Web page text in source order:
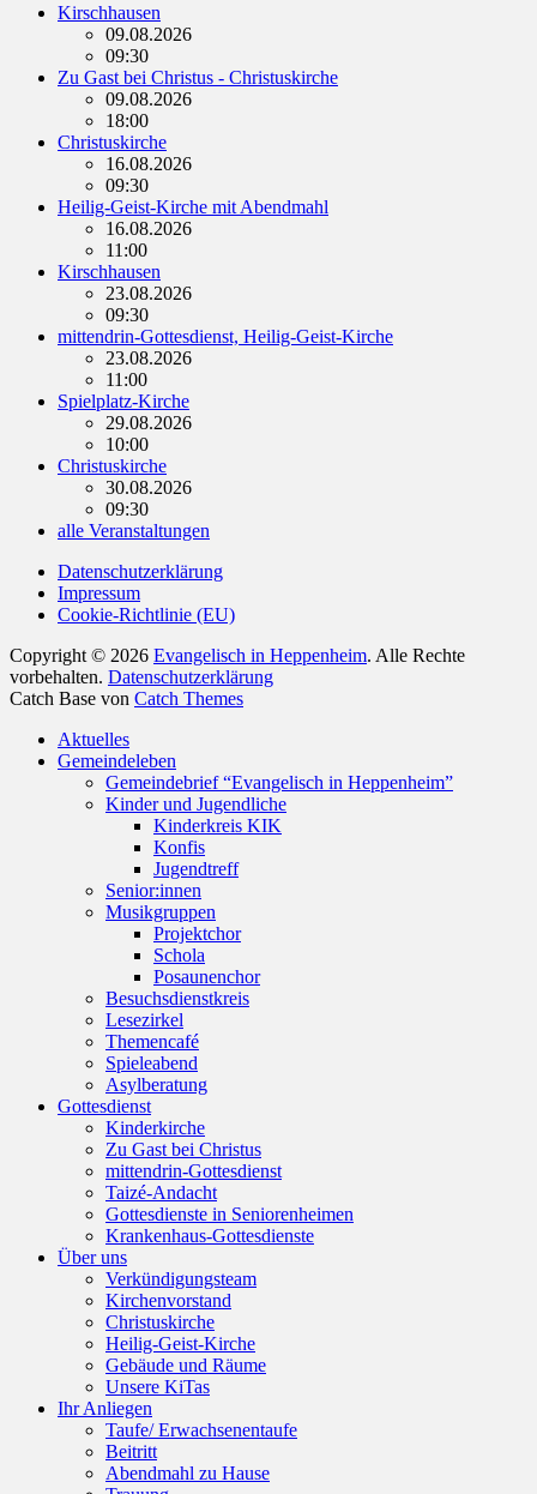
Kirschhausen
09.08.2026
09:30
Zu Gast bei Christus - Christuskirche
09.08.2026
18:00
Christuskirche
16.08.2026
09:30
Heilig-Geist-Kirche mit Abendmahl
16.08.2026
11:00
Kirschhausen
23.08.2026
09:30
mittendrin-Gottesdienst, Heilig-Geist-Kirche
23.08.2026
11:00
Spielplatz-Kirche
29.08.2026
10:00
Christuskirche
30.08.2026
09:30
alle Veranstaltungen
Datenschutzerklärung
Impressum
Cookie-Richtlinie (EU)
Copyright © 2026 Evangelisch in Heppenheim. Alle Rechte
vorbehalten. Datenschutzerklärung
Catch Base von Catch Themes
oben
scrollen
Aktuelles
Gemeindeleben
Gemeindebrief “Evangelisch in Heppenheim”
Kinder und Jugendliche
Kinderkreis KIK
Konfis
Jugendtreff
Senior:innen
Musikgruppen
Projektchor
Schola
Posaunenchor
Besuchsdienstkreis
Lesezirkel
Themencafé
Spieleabend
Asylberatung
Gottesdienst
Kinderkirche
Zu Gast bei Christus
mittendrin-Gottesdienst
Taizé-Andacht
Gottesdienste in Seniorenheimen
Krankenhaus-Gottesdienste
Über uns
Verkündigungsteam
Kirchenvorstand
Christuskirche
Heilig-Geist-Kirche
Gebäude und Räume
Unsere KiTas
Ihr Anliegen
Taufe/ Erwachsenentaufe
Beitritt
Abendmahl zu Hause